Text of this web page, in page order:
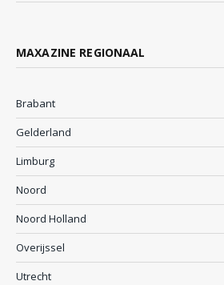
MAXAZINE REGIONAAL
Brabant
Gelderland
Limburg
Noord
Noord Holland
Overijssel
Utrecht